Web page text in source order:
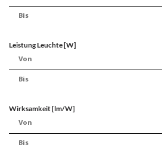
Leistung Leuchte [W]
Wirksamkeit [lm/W]